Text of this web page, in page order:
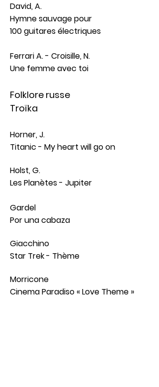
David, A.
Hymne sauvage pour
100 guitares électriques
Ferrari A. - Croisille, N.
Une femme avec toi
Folklore russe
Troïka
Horner, J.
Titanic - My heart will go on
Holst, G.
Les Planètes - Jupiter
Gardel
Por una cabaza
Giacchino
Star Trek - Thème
Morricone
Cinema Paradiso « Love Theme »